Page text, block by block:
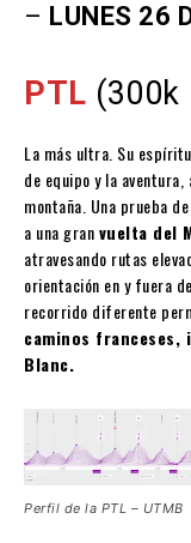
– LUNES 26
PTL (300k
La más ultra. Su
de equipo y la
montaña. Una prueba
a una granvuelta del
atravesando rutas
orientación en y fuera
recorrido diferente
caminos franceses,
Blanc.
Perfil de la PTL – UTMB